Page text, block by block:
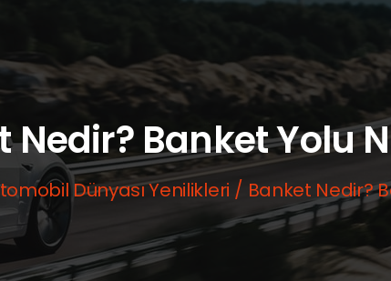
Nedir? Banket Yolu
Dünyası Yenilikleri Banket Nedir?